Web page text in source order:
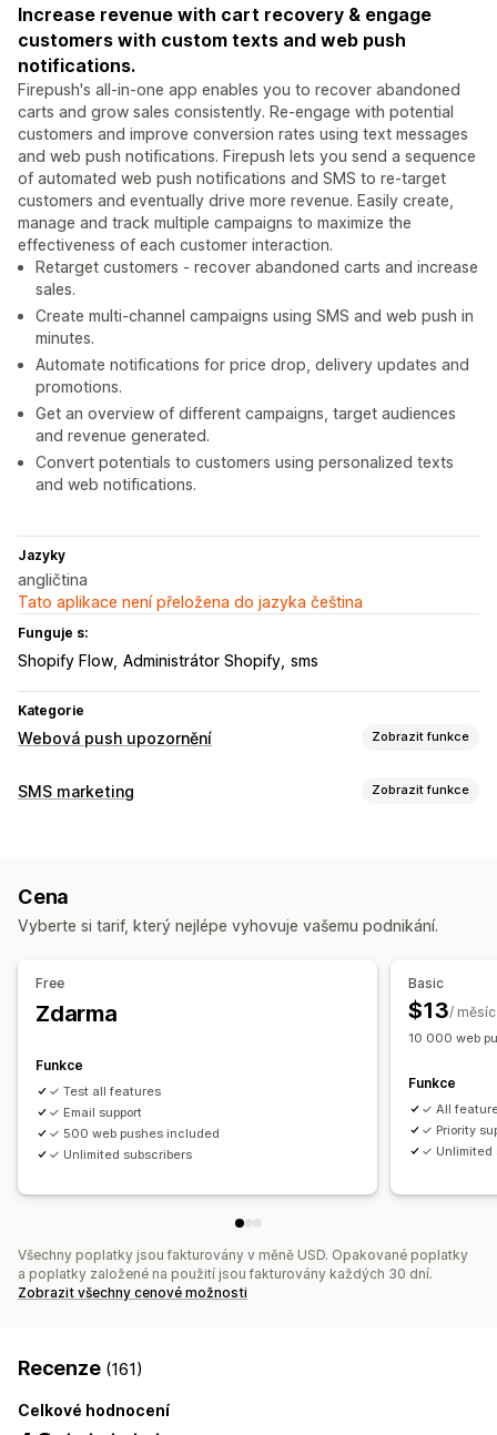
Increase revenue with cart recovery & engage
customers with custom texts and web push
notifications.
Firepush's all-in-one app enables you to recover abandoned
carts and grow sales consistently. Re-engage with potential
customers and improve conversion rates using text messages
and web push notifications. Firepush lets you send a sequence
of automated web push notifications and SMS to re-target
customers and eventually drive more revenue. Easily create,
manage and track multiple campaigns to maximize the
effectiveness of each customer interaction.
Retarget customers - recover abandoned carts and increase
sales.
Create multi-channel campaigns using SMS and web push in
minutes.
Automate notifications for price drop, delivery updates and
promotions.
Get an overview of different campaigns, target audiences
and revenue generated.
Convert potentials to customers using personalized texts
and web notifications.
Jazyky
angličtina
Tato aplikace není přeložena do jazyka čeština
Funguje s:
Shopify Flow Administrátor Shopify sms
Kategorie
Webová push upozornění Zobrazit funkce
Typy notifikací
Uvítací zprávy
Automatické notifikace
Udělení souhlasu
SMS marketing Zobrazit funkce
Vlastní ID odesílatele
Naplánované zprávy Šablony Analytika v reálném čase
Vlastní segmenty
Automatizace pracovního postupu
Obnovení košíku
Sledování objednávek
Kampaně pro získání zákazníků zpět
Cena
Vyberte si tarif, který nejlépe vyhovuje vašemu podnikání.
Free
Zdarma
Funkce
✓ Test all features
✓ Email support
✓ 500 web pushes included
✓ Unlimited subscribers
Basic
$13/ měsíc
10 000 web
Funkce
✓ All
✓ Priority
✓ Unlimited
Všechny poplatky jsou fakturovány v měně USD. Opakované poplatky
a poplatky založené na použití jsou fakturovány každých 30 dní.
Zobrazit všechny cenové možnosti
Recenze (161)
Celkové hodnocení